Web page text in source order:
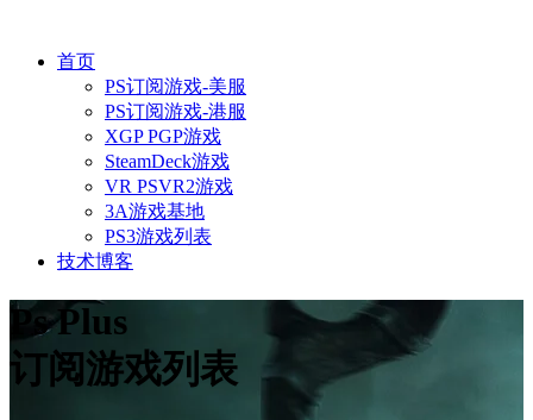
首页
PS订阅游戏-美服
PS订阅游戏-港服
XGP PGP游戏
SteamDeck游戏
VR PSVR2游戏
3A游戏基地
PS3游戏列表
技术博客
Ps Plus
订阅游戏列表